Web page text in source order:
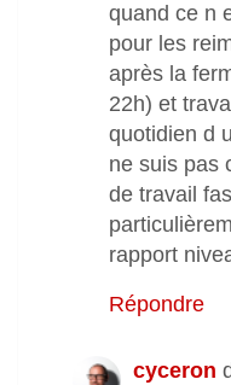
quand ce n
pour les
après la
22h) et
quotidien d
ne suis pas
de travail
rapport
Répondre
cyceron